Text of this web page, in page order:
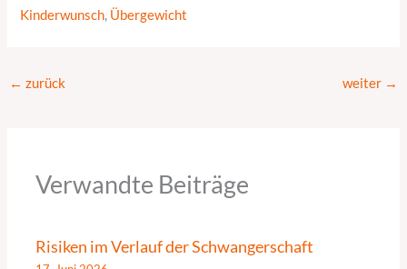
Kinderwunsch, Übergewicht
← zurück weiter →
Verwandte Beiträge
Risiken im Verlauf der Schwangerschaft